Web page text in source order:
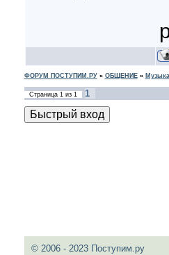
ФОРУМ ПОСТУПИМ.РУ» ОБЩЕНИЕ»
Страница 1из 1 1
© 2006 - 2023 Поступим.ру